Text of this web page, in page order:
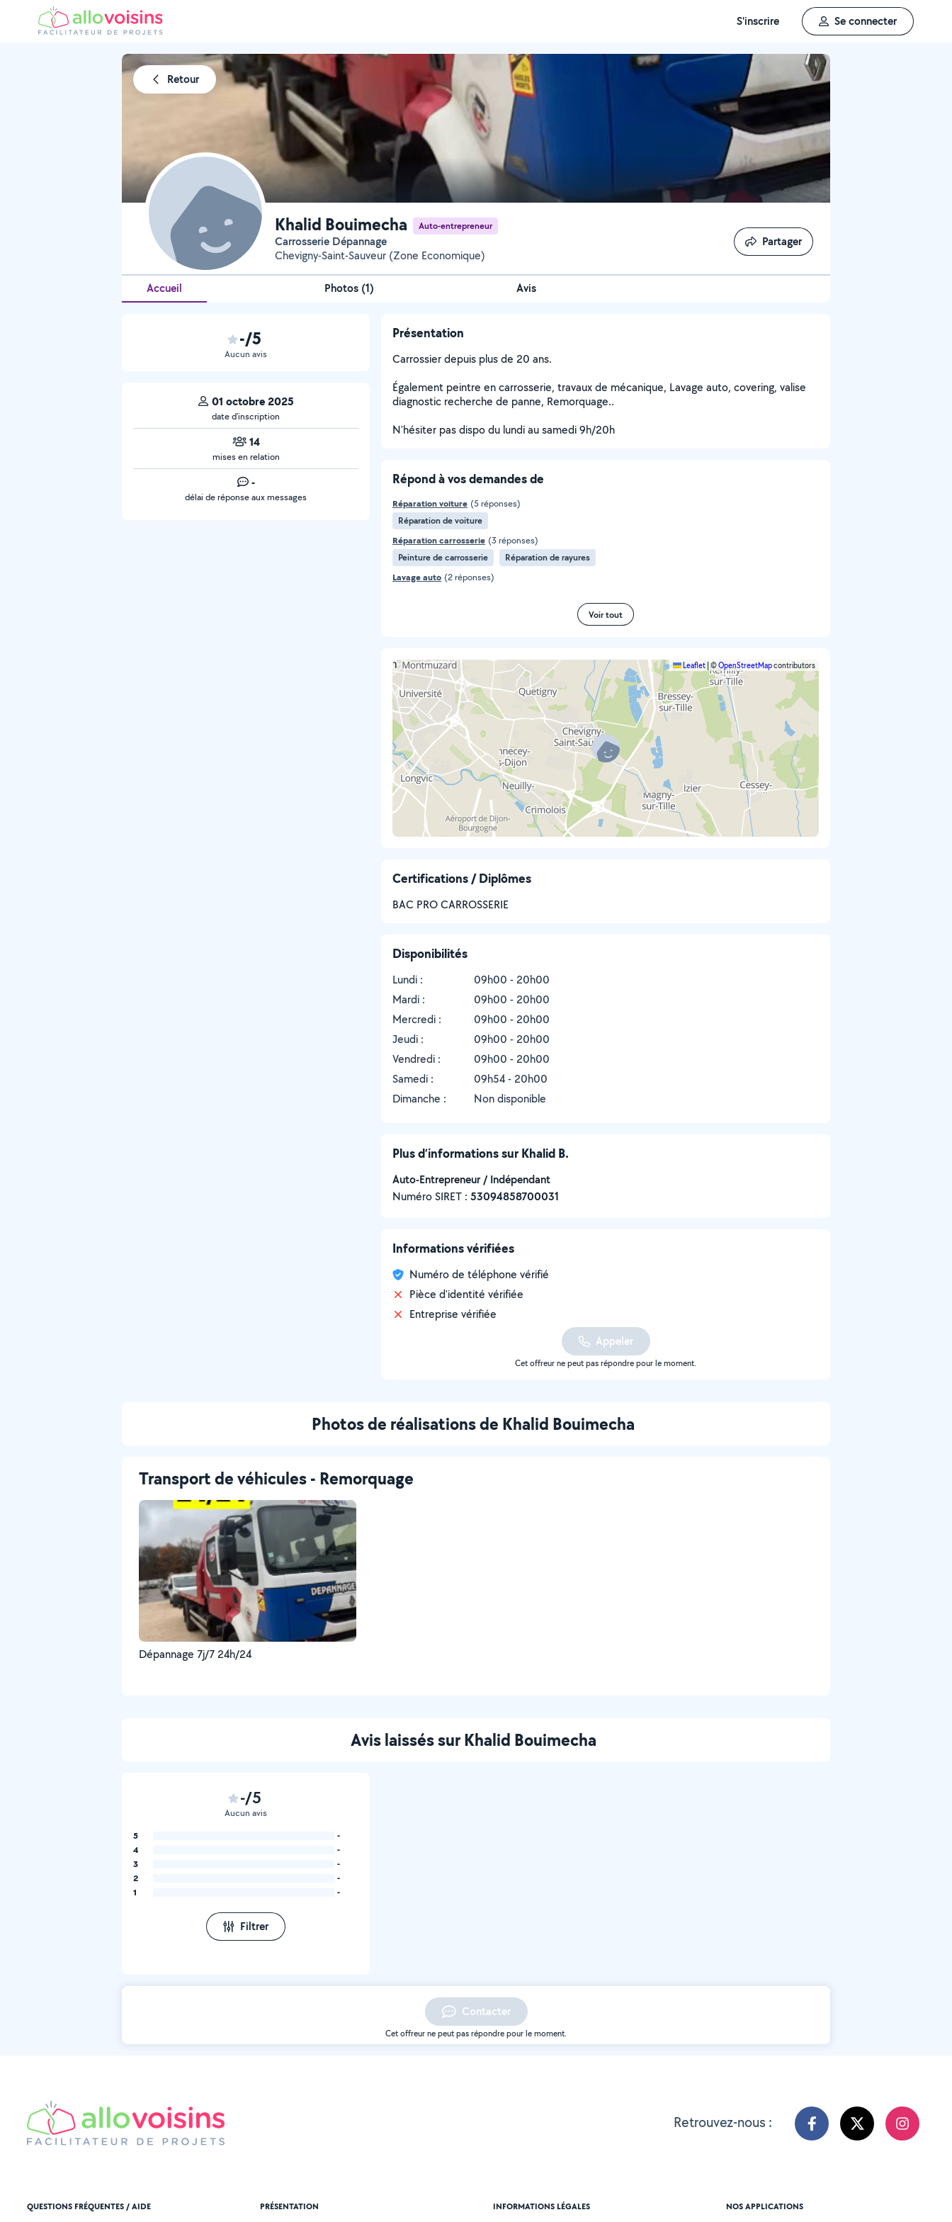
S'inscrire Se connecter
Retour
Khalid Bouimecha Auto-entrepreneur
Carrosserie Dépannage
Chevigny-Saint-Sauveur (Zone Economique)
Partager
Partager
Accueil Photos (1) Avis
-/5
Aucun avis
01 octobre 2025
date d’inscription
14
mises en relation
-
délai de réponse aux messages
Présentation
Carrossier depuis plus de 20 ans.
Également peintre en carrosserie, travaux de mécanique, Lavage auto, covering, valise
diagnostic recherche de panne, Remorquage..
N'hésiter pas dispo du lundi au samedi 9h/20h
Répond à vos demandes de
Réparation voiture (5 réponses)
Réparation de voiture
Réparation carrosserie (3 réponses)
Peinture de carrosserie
Réparation de rayures
Lavage auto (2 réponses)
Voir tout
Leaflet ©OpenStreetMapcontributors
Certifications / Diplômes
BAC PRO CARROSSERIE
Disponibilités
Lundi :
09h00 - 20h00
Mardi :
09h00 - 20h00
Mercredi :
09h00 - 20h00
Jeudi :
09h00 - 20h00
Vendredi :
09h00 - 20h00
Samedi :
09h54 - 20h00
Dimanche :
Non disponible
Plus d’informations sur Khalid B.
Auto-Entrepreneur / Indépendant
Numéro SIRET : ‍53094858700031
Informations vérifiées
Numéro de téléphone vérifié
Pièce d'identité vérifiée
Entreprise vérifiée
Appeler
Cet offreur ne peut pas répondre pour le moment.
Photos de réalisations de Khalid Bouimecha
Transport de véhicules - Remorquage
Dépannage 7j/7 24h/24
Avis laissés sur Khalid Bouimecha
-/5
Aucun avis
5
-
4
-
3
-
2
-
1
-
Filtrer
Contacter
Cet offreur ne peut pas répondre pour le moment.
Retrouvez-nous :
QUESTIONS FRÉQUENTES / AIDE PRÉSENTATION INFORMATIONS LÉGALES NOS APPLICATIONS